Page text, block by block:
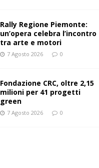
Rally Regione Piemonte:
un’opera celebra l’incontro
tra arte e motori
7 Agosto 2026 0
Fondazione CRC, oltre 2,15
milioni per 41 progetti
green
7 Agosto 2026 0